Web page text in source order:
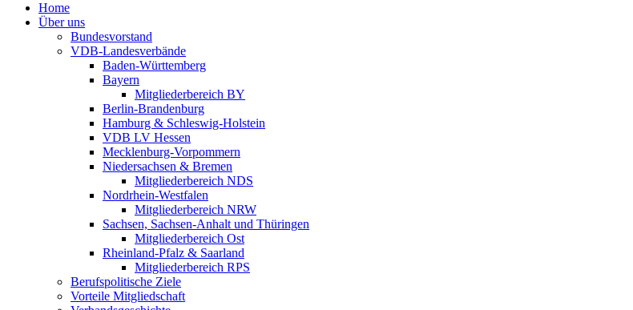
Home
Über uns
Bundesvorstand
VDB-Landesverbände
Baden-Württemberg
Bayern
Mitgliederbereich BY
Berlin-Brandenburg
Hamburg & Schleswig-Holstein
VDB LV Hessen
Mecklenburg-Vorpommern
Niedersachsen & Bremen
Mitgliederbereich NDS
Nordrhein-Westfalen
Mitgliederbereich NRW
Sachsen, Sachsen-Anhalt und Thüringen
Mitgliederbereich Ost
Rheinland-Pfalz & Saarland
Mitgliederbereich RPS
Berufspolitische Ziele
Vorteile Mitgliedschaft